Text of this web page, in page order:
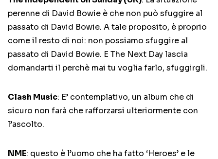
perenne di David Bowie è che non può sfuggire al
passato di David Bowie. A tale proposito, è proprio
come il resto di noi: non possiamo sfuggire al
passato di David Bowie. E The Next Day lascia
domandarti il perchè mai tu voglia farlo, sfuggirgli.
Clash Music: E’ contemplativo, un album che di
sicuro non farà che rafforzarsi ulteriormente con
l’ascolto.
NME: questo è l’uomo che ha fatto ‘Heroes’ e le